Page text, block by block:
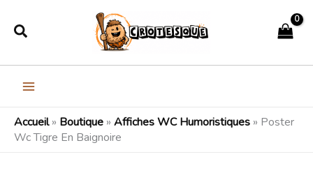
Rechercher
Accueil» Boutique » Affiches WC Humoristiques » Poster
Wc Tigre En Baignoire